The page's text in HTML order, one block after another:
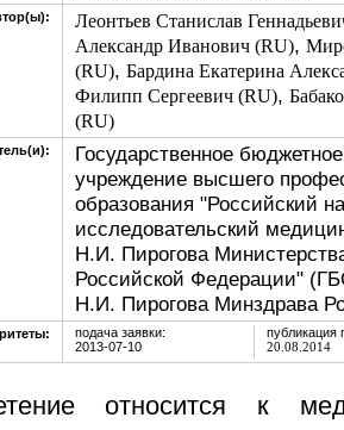
Леонтьев Станислав
Александр Иванович (RU),
(RU), Бардина Екатерина
Филипп Сергеевич (RU),
(RU)
Государственное
учреждение высшего
образования "Российский
исследовательский
Н.И. Пирогова
Российской Федерации"
Н.И. Пирогова Минздрава
подача заявки:
2013-07-10
публикация
20.08.2014
относится к